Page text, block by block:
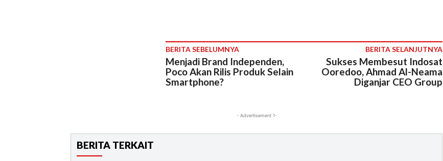
BERITA SEBELUMNYA
Menjadi Brand Independen,
Poco Akan Rilis Produk Selain
Smartphone?
BERITA SELANJUTNYA
Sukses Membesut Indosat
Ooredoo, Ahmad Al-Neama
Diganjar CEO Group
- Advertisement 1-
BERITA TERKAIT